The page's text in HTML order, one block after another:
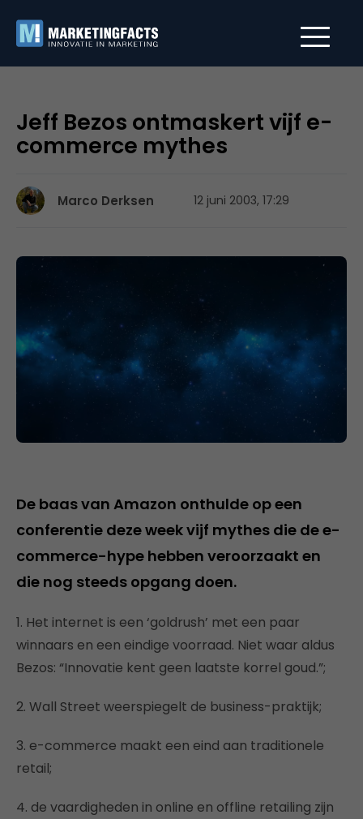
Jeff Bezos ontmaskert vijf e-
commerce mythes
Marco Derksen 12 juni 2003, 17:29
De baas van Amazon onthulde op een
conferentie deze week vijf mythes die de e-
commerce-hype hebben veroorzaakt en
die nog steeds opgang doen.
1. Het internet is een ‘goldrush’ met een paar
winnaars en een eindige voorraad. Niet waar aldus
Bezos: “Innovatie kent geen laatste korrel goud.”;
2. Wall Street weerspiegelt de business-praktijk;
3. e-commerce maakt een eind aan traditionele
retail;
4. de vaardigheden in online en offline retailing zijn